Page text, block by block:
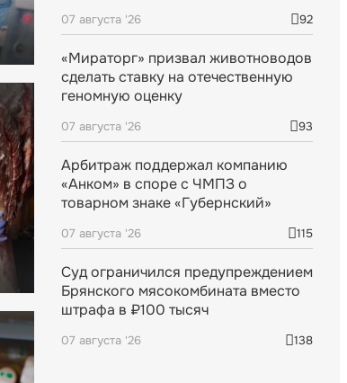
07 августа '26 92
«Мираторг» призвал животноводов
сделать ставку на отечественную
геномную оценку
07 августа '26 93
Арбитраж поддержал компанию
«Анком» в споре с ЧМПЗ о
товарном знаке «Губернский»
07 августа '26 115
Суд ограничился предупреждением
Брянского мясокомбината вместо
штрафа в ₽100 тысяч
07 августа '26 138